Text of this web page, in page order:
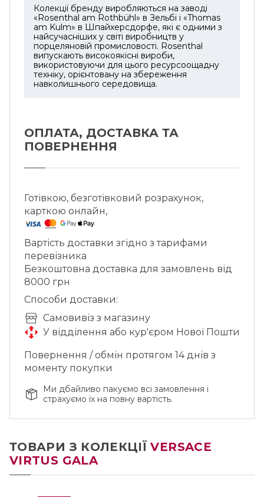
Колекції бренду виробляються на заводі
«Rosenthal am Rothbühl» в Зельбі і «Thomas
am Kulm» в Шпайхерсдорфе, які є одними з
найсучасніших у світі виробництв у
порцеляновій промисловості. Rosenthal
випускають високоякісні вироби,
використовуючи для цього ресурсоощадну
техніку, орієнтовану на збереження
навколишнього середовища.
ОПЛАТА, ДОСТАВКА ТА
ПОВЕРНЕННЯ
Готівкою, безготівковий розрахунок,
карткою онлайн,
Вартість доставки згідно з тарифами
перевізника
Безкоштовна доставка для замовлень від
8000 грн
Способи доставки:
Cамовивіз з магазину
У відділення або кур'єром Нової Пошти
Повернення / обмін протягом 14 днів з
моменту покупки
Ми дбайливо пакуємо всі замовлення і
страхуємо їх на повну вартість.
ТОВАРИ З КОЛЕКЦІЇVERSACE
VIRTUS GALA